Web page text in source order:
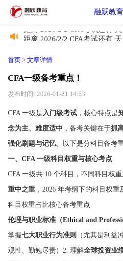
融跃教
距离 2026/2/2 CFA考试还有 天
首页 > 文章详情
CFA一级备考重点！
发布时间: 2026-01-21 14:53
CFA 一级是入门级考试，核心特点是
念为主、难度适中 ，备考关键在于抓
强化刷题与记忆。以下是分科目备考
一、CFA 一级科目权重与核心考点
CFA 一级共 10 个科目，不同科目权重
重中之重，2026 年考纲下的科目权重
科目权重占比核心备考重点
伦理与职业标准（Ethical and
掌握七大职业行为准则 （尤其是利益
观性、勤勉尽责）2. 理解全球投资业